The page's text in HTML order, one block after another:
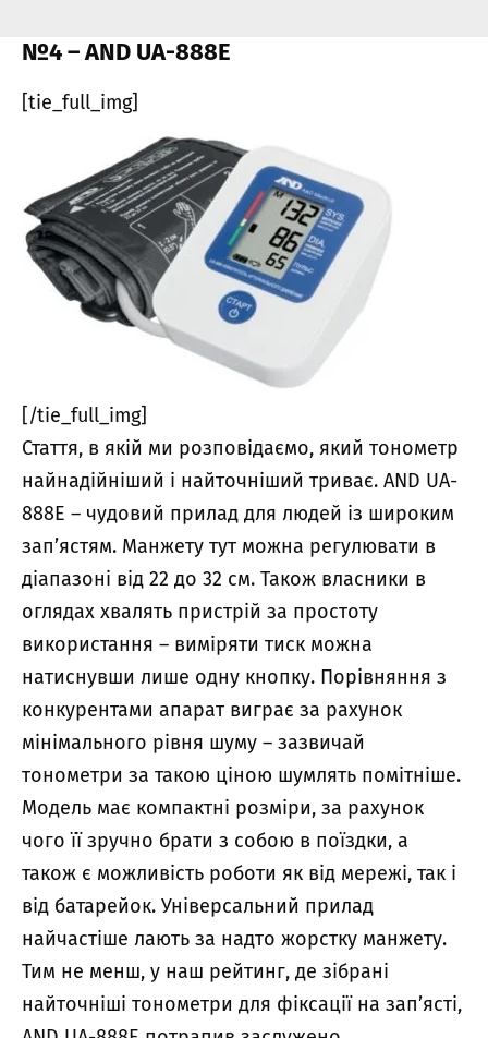
№4 – AND UA-888E
[tie_full_img]
[/tie_full_img]
Стаття, в якій ми розповідаємо, який тонометр
найнадійніший і найточніший триває. AND UA-
888E – чудовий прилад для людей із широким
зап’ястям. Манжету тут можна регулювати в
діапазоні від 22 до 32 см. Також власники в
оглядах хвалять пристрій за простоту
використання – виміряти тиск можна
натиснувши лише одну кнопку. Порівняння з
конкурентами апарат виграє за рахунок
мінімального рівня шуму – зазвичай
тонометри за такою ціною шумлять помітніше.
Модель має компактні розміри, за рахунок
чого її зручно брати з собою в поїздки, а
також є можливість роботи як від мережі, так і
від батарейок. Універсальний прилад
найчастіше лають за надто жорстку манжету.
Тим не менш, у наш рейтинг, де зібрані
найточніші тонометри для фіксації на зап’ясті,